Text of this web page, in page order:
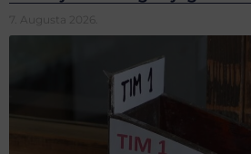
7. Augusta 2026.